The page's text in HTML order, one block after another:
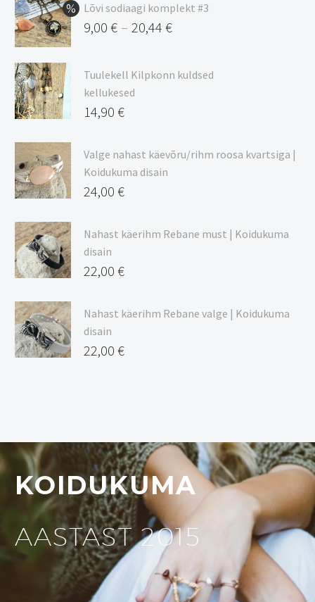
Lõvi sodiaagi komplekt #3
9,00 € – 20,44 €
9,00 €
kuni
20,44 €
Tuulekell Kilpkonn kuldsed
kellukesed
14,90 €
Valge nahast käevõru/rihm roosa kvartsiga |
Koidukuma disain
24,00 €
Nahast käerihm Rebane must | Koidukuma
disain
22,00 €
Nahast käerihm Rebane valge | Koidukuma
disain
22,00 €
KOIDUKUMA
AASTAST 2015